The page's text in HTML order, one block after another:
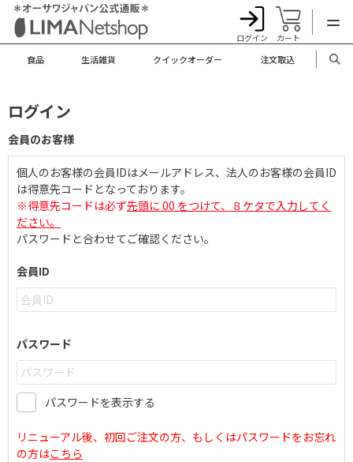
ログイン カート
食品 生活雑貨 クイックオーダー 注文取込
ログイン
会員のお客様
個人のお客様の会員IDはメールアドレス、法人のお客様の会員ID
は得意先コードとなっております。
※得意先コードは必ず先頭に 00 をつけて、８ケタで入力してく
ださい。
パスワードと合わせてご確認ください。
会員ID
パスワード
パスワードを表示する
リニューアル後、初回ご注文の方、もしくはパスワードをお忘れ
の方はこちら